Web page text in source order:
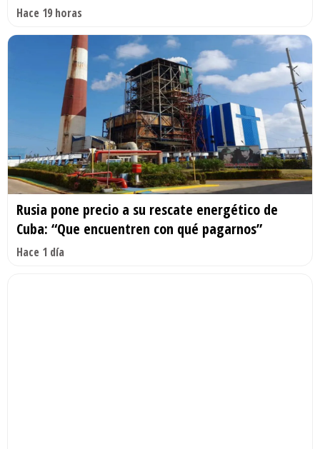
Hace 19 horas
Rusia pone precio a su rescate energético de
Cuba: “Que encuentren con qué pagarnos”
Hace 1 día